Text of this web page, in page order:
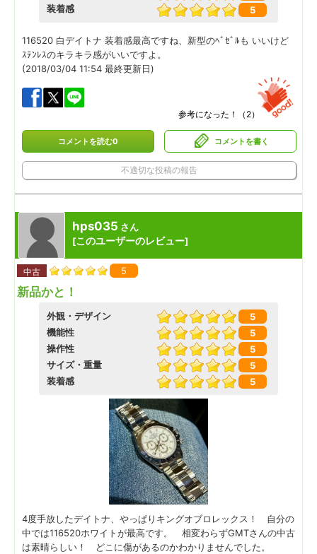
装着感
5
116520 白デイトナ 装着感最高ですね、新型のﾍﾞｾﾞﾙも いいけど
ｽﾃﾝﾚｽのキラキラ感がいいですよ。
(2018/03/04 11:54 最終更新日)
参考になった！（ 2）
コメントを読む0 コメントを書く
不適切な投稿の報告
hps035 さん
[このユーザーのレビュー]
中古 5
新品かと！
外観・デザイン
5
機能性
5
操作性
5
サイズ・重量
5
装着感
5
4度手放したデイトナ、やっぱりキングオブロレックス！ 自分の
中では116520ホワイトが最高です。 相変わらずGMTさんの中古
は素晴らしい！ どこに傷があるのかわかりませんでした。